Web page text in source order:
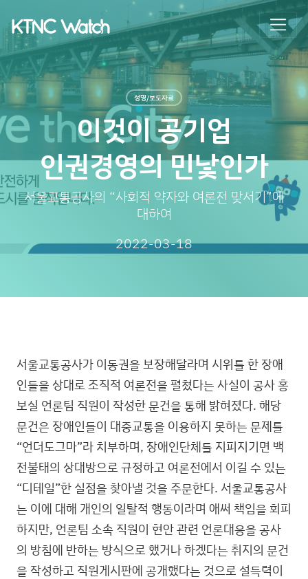
성명/보도자료
이것이 공기업
인권경영의 민낯인가
서울교통공사의 “사회적 약자와 여론전 맞서기”에
대하여
2022-03-18
서울교통공사가 이동권을 보장해달라며 시위를 한 장애
인들을 상대로 조직적 여론전을 펼쳤다는 사실이 공사 홍
보실 언론팀 직원이 작성한 문건을 통해 밝혀졌다. 해당
문건은 장애인들이 대중교통을 이용하지 못하는 문제를
“언더도그마”라 치부하며, 장애인단체를 지피지기면 백
전불태의 상대방으로 규정하고 여론전에서 이길 수 있는
“디테일”한 실점을 찾아낼 것을 주문한다. 서울교통공사
는 이에 대해 개인의 일탈적 행동이라며 애써 책임을 회피
하지만, 언론팀 소속 직원이 현안 관련 언론대응을 공사
의 방침에 반하는 방식으로 했거나 하겠다는 취지의 문건
을 작성하고 직원게시판에 공개했다는 것으로 설득력이